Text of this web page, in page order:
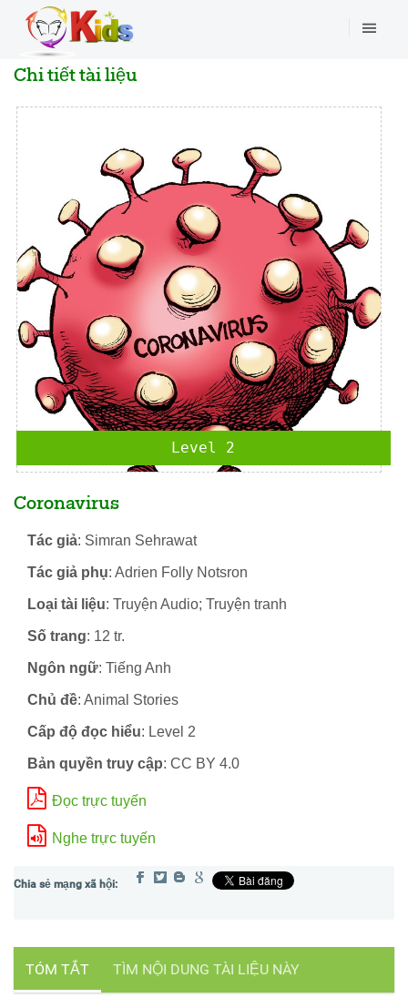
Chi tiết tài liệu
Level 2
Coronavirus
Tác giả: Simran Sehrawat
Tác giả phụ: Adrien Folly Notsron
Loại tài liệu: Truyện Audio; Truyện tranh
Số trang: 12 tr.
Ngôn ngữ: Tiếng Anh
Chủ đề: Animal Stories
Cấp độ đọc hiểu: Level 2
Bản quyền truy cập: CC BY 4.0
Đọc trực tuyến
Nghe trực tuyến
TÓM TẮT TÌM NỘI DUNG TÀI LIỆU NÀY